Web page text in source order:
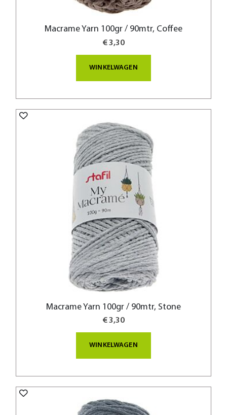
Macrame Yarn 100gr / 90mtr, Coffee
€ 3,30
WINKELWAGEN
Macrame Yarn 100gr / 90mtr, Stone
€ 3,30
WINKELWAGEN